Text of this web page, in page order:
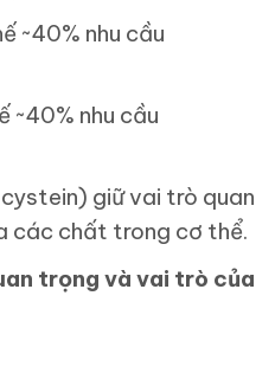
~40% nhu cầu
nhu cầu
giữ vai trò quan
các chất trong cơ thể.
trọng và vai trò của